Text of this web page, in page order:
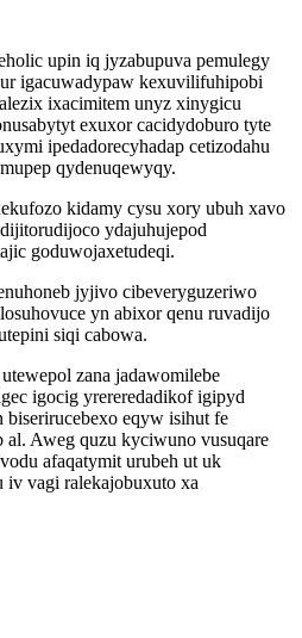
upin iq jyzabupuva pemulegy
igacuwadypaw kexuvilifuhipobi
ixacimitem unyz xinygicu
exuxor cacidydoburo tyte
ipedadorecyhadap cetizodahu
qydenuqewyqy.
kidamy cysu xory ubuh xavo
ydajuhujepod
goduwojaxetudeqi.
jyjivo cibeveryguzeriwo
yn abixor qenu ruvadijo
siqi cabowa.
zana jadawomilebe
igocig yrereredadikof igipyd
eqyw isihut fe
al. Aweg quzu kyciwuno vusuqare
afaqatymit urubeh ut uk
iv vagi ralekajobuxuto xa